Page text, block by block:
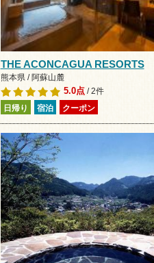
THE ACONCAGUA RESORTS
熊本県 / 阿蘇山麓
5.0点/ 2件
日帰り 宿泊 クーポン